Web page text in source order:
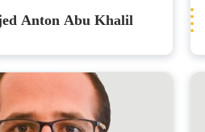
Anton Abu Khalil